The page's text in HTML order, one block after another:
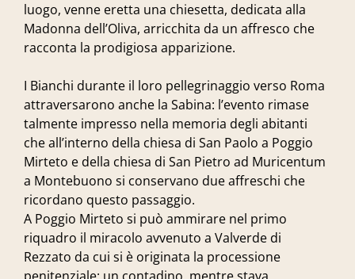
luogo, venne eretta una chiesetta, dedicata alla
Madonna dell’Oliva, arricchita da un affresco che
racconta la prodigiosa apparizione.
I Bianchi durante il loro pellegrinaggio verso Roma
attraversarono anche la Sabina: l’evento rimase
talmente impresso nella memoria degli abitanti
che all’interno della chiesa di San Paolo a Poggio
Mirteto e della chiesa di San Pietro ad Muricentum
a Montebuono si conservano due affreschi che
ricordano questo passaggio.
A Poggio Mirteto si può ammirare nel primo
riquadro il miracolo avvenuto a Valverde di
Rezzato da cui si è originata la processione